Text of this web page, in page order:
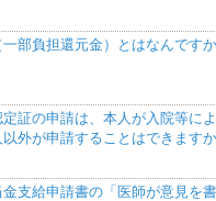
部負担還元金）とはなんです
定証の申請は、本人が入院等に
外が申請することはできますか
支給申請書の「医師が意見を